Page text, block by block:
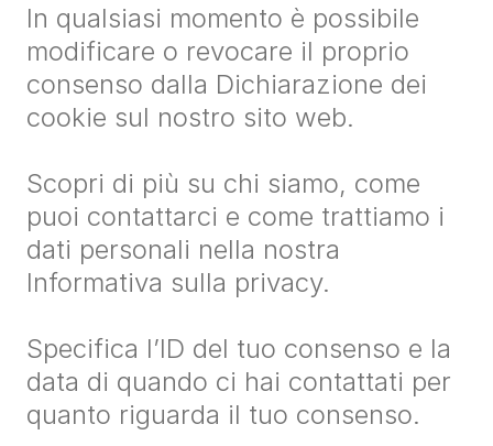
In qualsiasi momento è possibile
modificare o revocare il proprio
consenso dalla Dichiarazione dei
cookie sul nostro sito web.
Scopri di più su chi siamo, come
puoi contattarci e come trattiamo i
dati personali nella nostra
Informativa sulla privacy.
Specifica l’ID del tuo consenso e la
data di quando ci hai contattati per
quanto riguarda il tuo consenso.